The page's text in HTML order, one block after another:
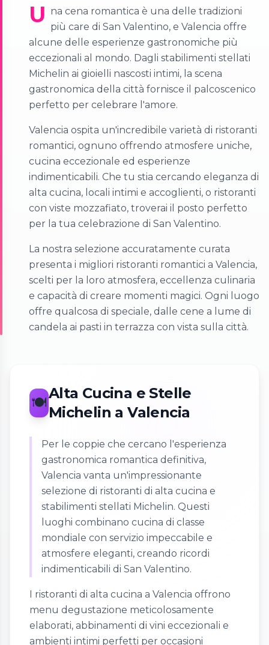
U na cena romantica è una delle tradizioni
più care di San Valentino, e Valencia offre
alcune delle esperienze gastronomiche più
eccezionali al mondo. Dagli stabilimenti stellati
Michelin ai gioielli nascosti intimi, la scena
gastronomica della città fornisce il palcoscenico
perfetto per celebrare l'amore.
Valencia ospita un'incredibile varietà di ristoranti
romantici, ognuno offrendo atmosfere uniche,
cucina eccezionale ed esperienze
indimenticabili. Che tu stia cercando eleganza di
alta cucina, locali intimi e accoglienti, o ristoranti
con viste mozzafiato, troverai il posto perfetto
per la tua celebrazione di San Valentino.
La nostra selezione accuratamente curata
presenta i migliori ristoranti romantici a Valencia,
scelti per la loro atmosfera, eccellenza culinaria
e capacità di creare momenti magici. Ogni luogo
offre qualcosa di speciale, dalle cene a lume di
candela ai pasti in terrazza con vista sulla città.
🍽️
Alta Cucina e Stelle
Michelin a Valencia
Per le coppie che cercano l'esperienza
gastronomica romantica definitiva,
Valencia vanta un'impressionante
selezione di ristoranti di alta cucina e
stabilimenti stellati Michelin. Questi
luoghi combinano cucina di classe
mondiale con servizio impeccabile e
atmosfere eleganti, creando ricordi
indimenticabili di San Valentino.
I ristoranti di alta cucina a Valencia offrono
menu degustazione meticolosamente
elaborati, abbinamenti di vini eccezionali e
ambienti intimi perfetti per occasioni